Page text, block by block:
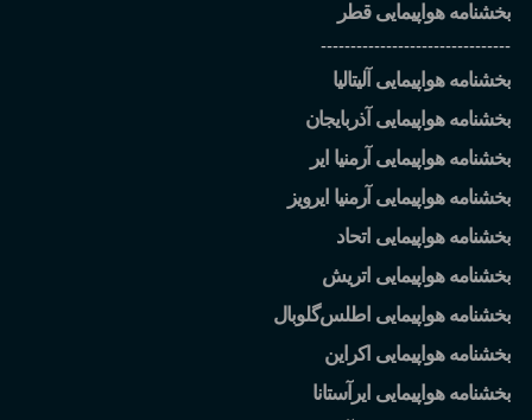
بخشنامه هواپیمایی قطر
--------------------------------
بخشنامه هواپیمایی آلیتالیا
بخشنامه هواپیمایی آذربایجان
بخشنامه هواپیمایی آرمنیا ایر
بخشنامه هواپیمایی آرمنیا ایرویز
بخشنامه هواپیمایی اتحاد
بخشنامه هواپیمایی اتریش
بخشنامه هواپیمایی اطلسگلوبال
بخشنامه هواپیمایی اکراین
بخشنامه هواپیمایی ایرآستانا